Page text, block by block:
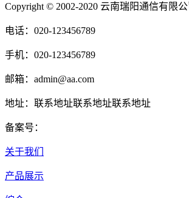
Copyright © 2002-2020 云南瑞阳通信有限
电话：020-123456789
手机：020-123456789
邮箱：admin@aa.com
地址：联系地址联系地址联系地址
备案号：
关于我们
产品展示